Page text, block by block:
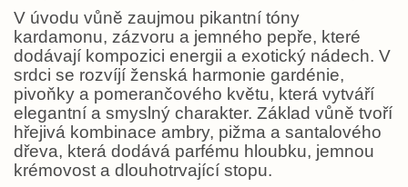
V úvodu vůně zaujmou pikantní tóny
kardamonu, zázvoru a jemného pepře, které
dodávají kompozici energii a exotický nádech. V
srdci se rozvíjí ženská harmonie gardénie,
pivoňky a pomerančového květu, která vytváří
elegantní a smyslný charakter. Základ vůně tvoří
hřejivá kombinace ambry, pižma a santalového
dřeva, která dodává parfému hloubku, jemnou
krémovost a dlouhotrvající stopu.